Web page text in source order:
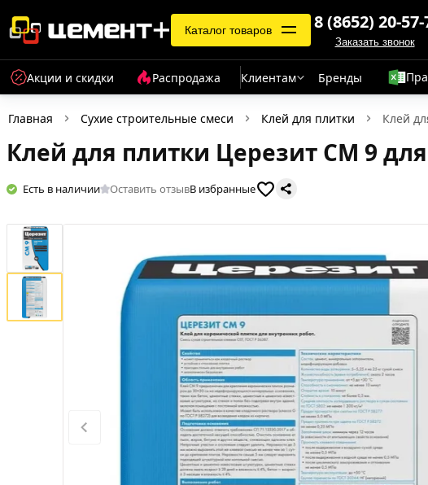
Каталог товаров 8 (8652) 20-57-
Заказать звонок
Акции и скидки Распродажа Клиентам Бренды
Главная Сухие строительные смеси Клей для плитки Клей
Клей для плитки Церезит СМ 9 для
Есть в наличии Оставить отзывВ избранные